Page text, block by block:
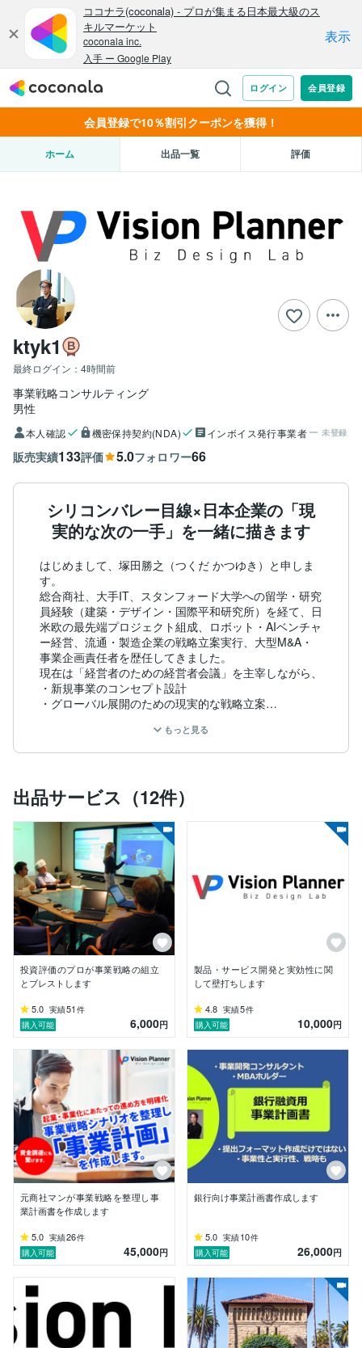
会員登録で10％割引クーポンを獲得！
ホーム 出品一覧 評価
ktyk1
最終ログイン： 4時間前
事業戦略コンサルティング
男性
本人確認 機密保持契約(NDA) インボイス発行事業者 未登録
販売実績133評価 5.0フォロワー66
シリコンバレー目線×日本企業の「現
実的な次の一手」を一緒に描きます
はじめまして、塚田勝之（つくだ かつゆき）と申しま
す。
総合商社、大手IT、スタンフォード大学への留学・研究
員経験（建築・デザイン・国際平和研究所）を経て、日
米欧の最先端プロジェクト組成、ロボット・AIベンチャ
ー経営、流通・製造企業の戦略立案実行、大型M&A・
事業企画責任者を歴任してきました。
現在は「経営者のための経営者会議」を主宰しながら、
・新規事業のコンセプト設計
・グローバル展開のための現実的な戦略立案
・スタートアップや中小企業の「次の一手」加速支援
などを中心に活動しています。
業・マーケティング設計
本当に使える「人脈・連携」の作り方
先端技術（AI・ロボット・環境・デザイン思考）を事業
に落とし込み
経営者・幹部向けの壁打ち＆戦略伴走
販売スキーム、マーケティングスキームの構成と提携推
進
こんな方のお役に立てます
「面白い技術はあるけど、どう事業化したらいいかわか
らない」販売・マーケティングの次の一手を考えたい方
日本市場だけでは頭打ち。海外展開の第一歩を踏み出し
たい販売・マーケティングの次の一手を考えたい方
者・新規事業責任者で、販売・マーケティングの次の一
手を考えたい方
技術はあるのに「人・組織・資金」の壁にぶつかってい
る販売・マーケティングの次の一手を考えたい方
これまでスタンフォード・シリコンバレー・欧州・アジ
アのネットワークを活かし、
多くの経営者とともに「絵に描いた餅」ではなく「本当
に動く計画」を生み出してきました。
ココナラでは、堅苦しくない言葉で率直に、現実的なア
ドバイスをお届けします。
「とりあえず相談してみたい」という軽い気持ちでも大
歓迎です。
あなたの「Vision」を一緒に加速させましょう。
もっと見る
出品サービス（12件）
投資評価のプロが事業戦略の組立
とブレストします
5.0 実績51 件
購入可能
6,000円
製品・サービス開発と実効性に関
して壁打ちします
4.8 実績5件
購入可能
10,000円
元商社マンが事業戦略を整理し事
業計画書を作成します
5.0 実績26件
購入可能
45,000円
銀行向け事業計画書作成します
5.0 実績10件
購入可能
26,000円